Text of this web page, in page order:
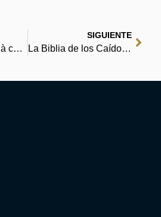
Mes premiers pas à cheval – [PDF, EPUB]
SIGUIENTE
La Biblia de los Caídos. Tomo 1 del testamento del Gris : eBooks [EPUB]